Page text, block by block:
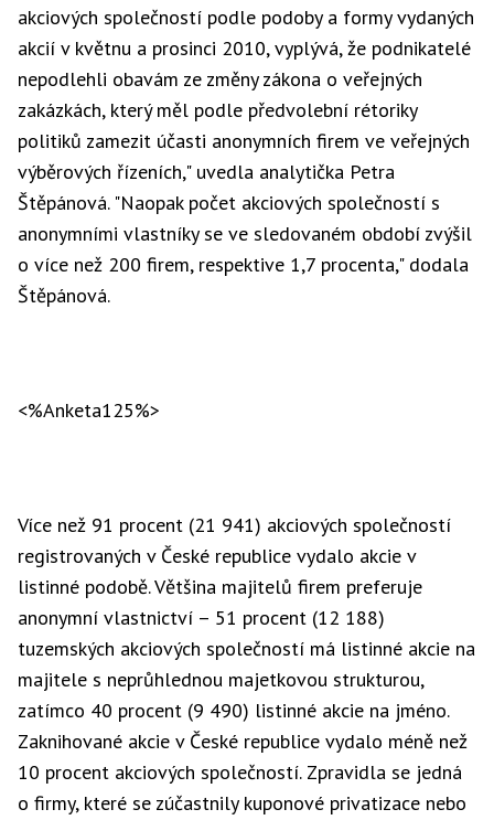
akciových společností podle podoby a formy vydaných
akcií v květnu a prosinci 2010, vyplývá, že podnikatelé
nepodlehli obavám ze změny zákona o veřejných
zakázkách, který měl podle předvolební rétoriky
politiků zamezit účasti anonymních firem ve veřejných
výběrových řízeních," uvedla analytička Petra
Štěpánová. "Naopak počet akciových společností s
anonymními vlastníky se ve sledovaném období zvýšil
o více než 200 firem, respektive 1,7 procenta," dodala
Štěpánová.
<%Anketa125%>
Více než 91 procent (21 941) akciových společností
registrovaných v České republice vydalo akcie v
listinné podobě. Většina majitelů firem preferuje
anonymní vlastnictví – 51 procent (12 188)
tuzemských akciových společností má listinné akcie na
majitele s neprůhlednou majetkovou strukturou,
zatímco 40 procent (9 490) listinné akcie na jméno.
Zaknihované akcie v České republice vydalo méně než
10 procent akciových společností. Zpravidla se jedná
o firmy, které se zúčastnily kuponové privatizace nebo